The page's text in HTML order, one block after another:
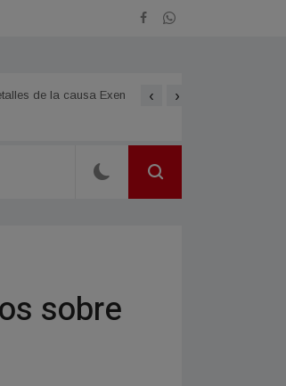
de la causa Exen Juan Pablo Valdés
‹ ›
sobre